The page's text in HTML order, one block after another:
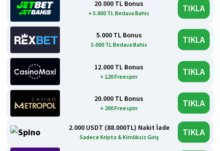
20.000 TL Bonus
+ 5.000 TL Bedava Bahis TIKLA
5.000 TL Bonus
5.000 TL Bedava Bahis TIKLA
12.000 TL Bonus
+ 120 Freespin TIKLA
20.000 TL Bonus
+ 200 Freespin TIKLA
2.000 USDT (88.000TL) Nakit İade
Sadece Kripto & Kimliksiz Giriş TIKLA